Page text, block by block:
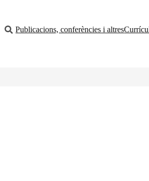
Publicacions, conferències i altres